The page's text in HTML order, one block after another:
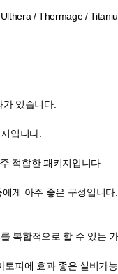
/ Thermage /
있습니다.
입니다.
적합한 패키지입니다.
게 아주 좋은 구성입니다.
복합적으로 할 수 있는
피에 효과 좋은 실비가